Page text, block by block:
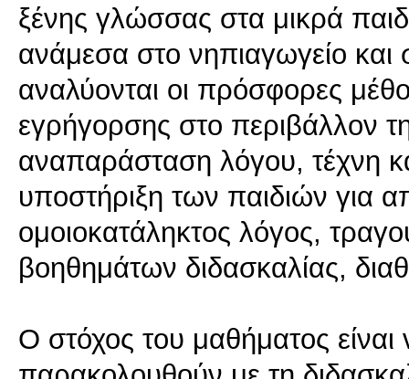
ξένης γλώσσας στα μικρά
ανάμεσα στο νηπιαγωγείο και
αναλύονται οι πρόσφορες
εγρήγορσης στο περιβάλλον
αναπαράσταση λόγου, τέχνη
υποστήριξη των παιδιών για
ομοιοκατάληκτος λόγος,
βοηθημάτων διδασκαλίας,
Ο στόχος του μαθήματος είναι